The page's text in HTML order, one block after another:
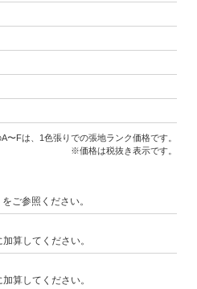
〜Fは、1色張りでの張地ランク価格です。
※価格は税抜き表示です。
ご参照ください。
算してください。
算してください。